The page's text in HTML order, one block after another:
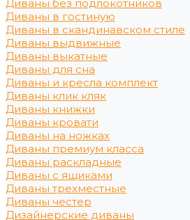
Диваны без подлокотников
Диваны в гостиную
Диваны в скандинавском стиле
Диваны выдвижные
Диваны выкатные
Диваны для сна
Диваны и кресла комплект
Диваны клик кляк
Диваны книжки
Диваны кровати
Диваны на ножках
Диваны премиум класса
Диваны раскладные
Диваны с ящиками
Диваны трехместные
Диваны честер
Дизайнерские диваны